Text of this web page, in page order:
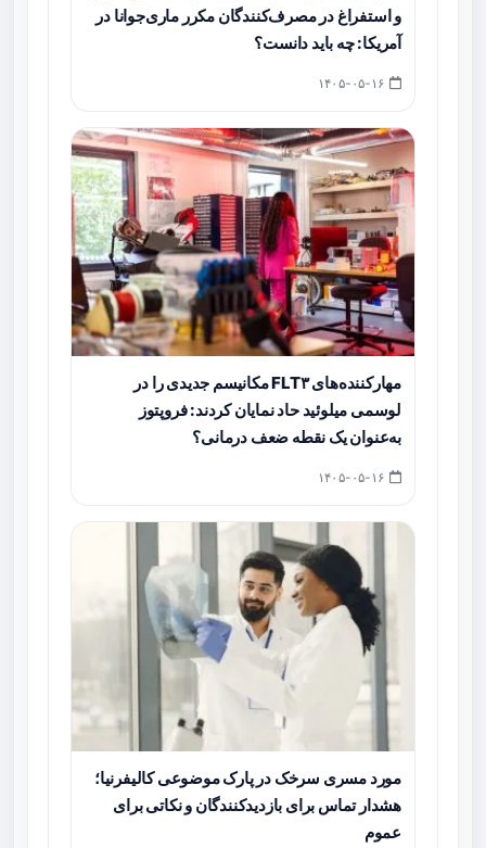
و استفراغ در مصرف‌کنندگان مکرر ماری‌جوانا در
آمریکا: چه باید دانست؟
مهارکننده‌های FLT۳ مکانیسم جدیدی را در
لوسمی میلوئید حاد نمایان کردند: فروپتوز
به‌عنوان یک نقطه ضعف درمانی؟
مورد مسری سرخک در پارک موضوعی کالیفرنیا؛
هشدار تماس برای بازدیدکنندگان و نکاتی برای
عموم